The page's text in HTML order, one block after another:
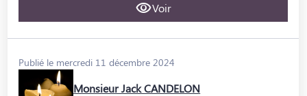
Voir
Publié le mercredi 11 décembre 2024
Monsieur Jack CANDELON